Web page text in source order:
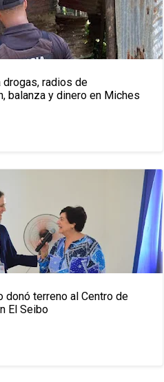
drogas, radios de
balanza y dinero en Miches
donó terreno al Centro de
El Seibo